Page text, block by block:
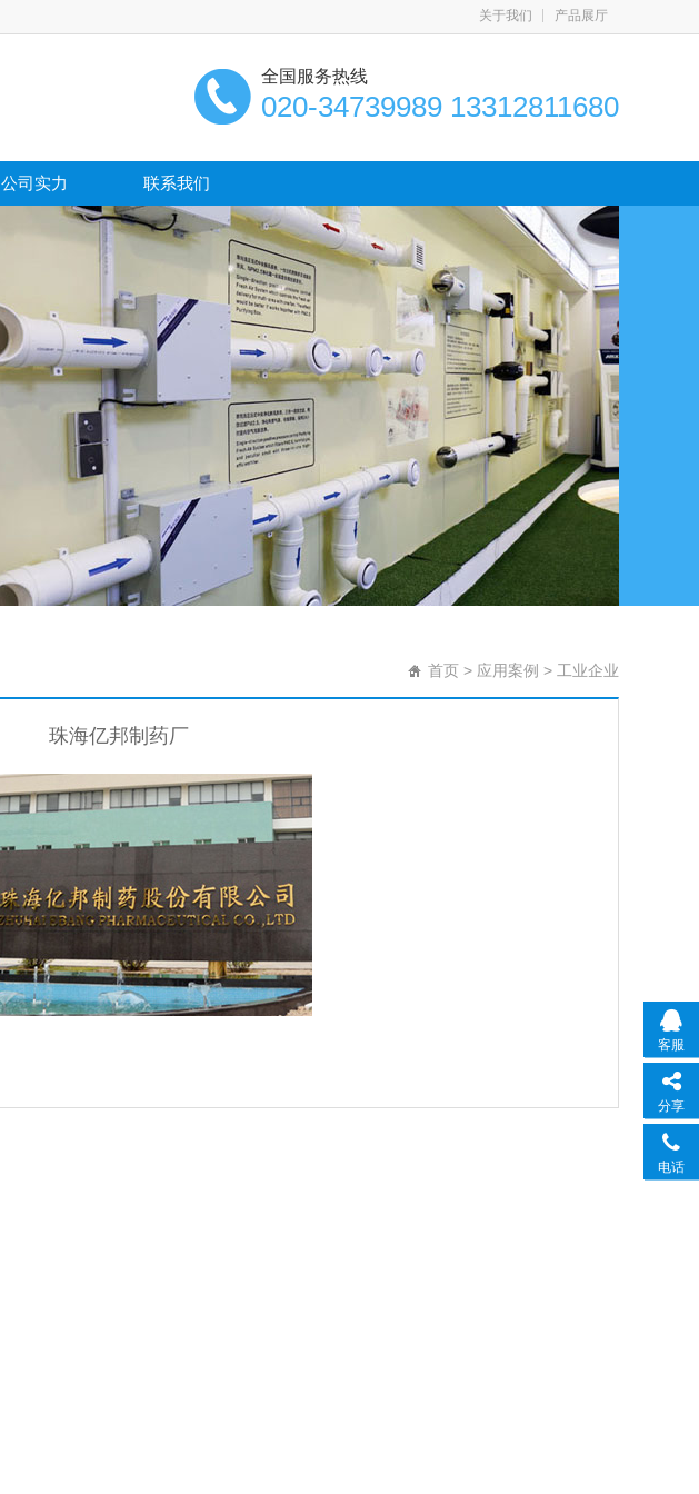
关于我们 产品展厅
全国服务热线
020-34739989 13312811680
公司实力 联系我们
首页 > 应用案例 > 工业企业
珠海亿邦制药厂
客服
分享
电话